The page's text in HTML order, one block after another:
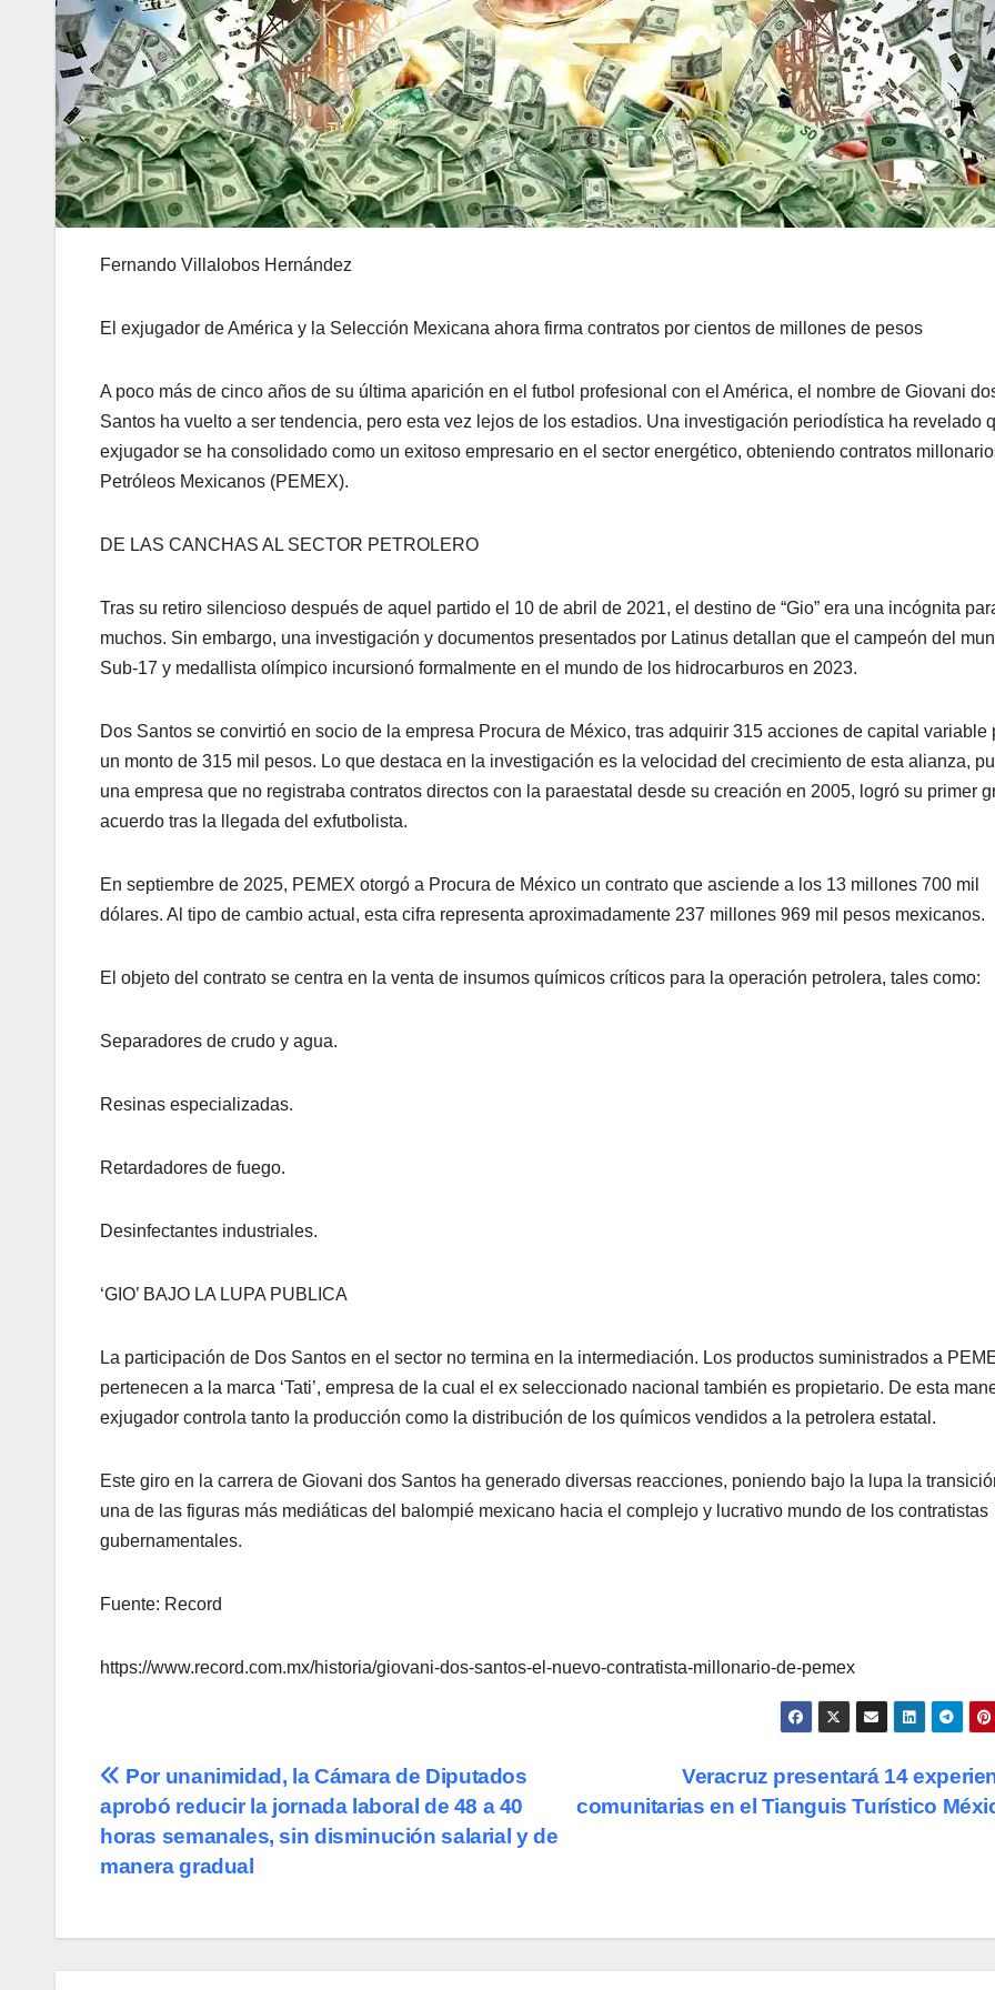
Fernando Villalobos Hernández
El exjugador de América y la Selección Mexicana ahora firma contratos por cientos de millones de pesos
A poco más de cinco años de su última aparición en el futbol profesional con el América, el nombre de Giovani
Santos ha vuelto a ser tendencia, pero esta vez lejos de los estadios. Una investigación periodística ha revelado
exjugador se ha consolidado como un exitoso empresario en el sector energético, obteniendo contratos
Petróleos Mexicanos (PEMEX).
DE LAS CANCHAS AL SECTOR PETROLERO
Tras su retiro silencioso después de aquel partido el 10 de abril de 2021, el destino de “Gio” era una incógnita
muchos. Sin embargo, una investigación y documentos presentados por Latinus detallan que el campeón del
Sub-17 y medallista olímpico incursionó formalmente en el mundo de los hidrocarburos en 2023.
Dos Santos se convirtió en socio de la empresa Procura de México, tras adquirir 315 acciones de capital variable
un monto de 315 mil pesos. Lo que destaca en la investigación es la velocidad del crecimiento de esta alianza,
una empresa que no registraba contratos directos con la paraestatal desde su creación en 2005, logró su primer
acuerdo tras la llegada del exfutbolista.
En septiembre de 2025, PEMEX otorgó a Procura de México un contrato que asciende a los 13 millones 700 mil
dólares. Al tipo de cambio actual, esta cifra representa aproximadamente 237 millones 969 mil pesos mexicanos.
El objeto del contrato se centra en la venta de insumos químicos críticos para la operación petrolera, tales como:
Separadores de crudo y agua.
Resinas especializadas.
Retardadores de fuego.
Desinfectantes industriales.
‘GIO’ BAJO LA LUPA PUBLICA
La participación de Dos Santos en el sector no termina en la intermediación. Los productos suministrados a
pertenecen a la marca ‘Tati’, empresa de la cual el ex seleccionado nacional también es propietario. De esta
exjugador controla tanto la producción como la distribución de los químicos vendidos a la petrolera estatal.
Este giro en la carrera de Giovani dos Santos ha generado diversas reacciones, poniendo bajo la lupa la
una de las figuras más mediáticas del balompié mexicano hacia el complejo y lucrativo mundo de los contratistas
gubernamentales.
Fuente: Record
https://www.record.com.mx/historia/giovani-dos-santos-el-nuevo-contratista-millonario-de-pemex
Navegación
de
entradas
Veracruz presentará 14
comunitarias en el Tianguis Turístico
Por unanimidad, la Cámara de Diputados
aprobó reducir la jornada laboral de 48 a 40
horas semanales, sin disminución salarial y de
manera gradual